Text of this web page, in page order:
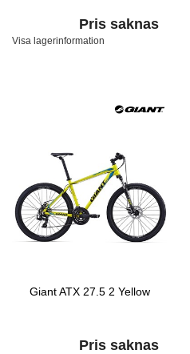
Pris saknas
Visa lagerinformation
Giant ATX 27.5 2 Yellow
Pris saknas